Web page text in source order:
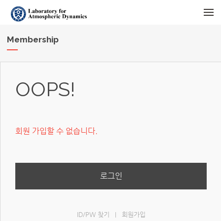
Membership
OOPS!
회원 가입할 수 없습니다.
로그인
ID/PW 찾기 회원가입